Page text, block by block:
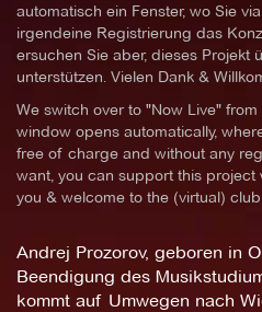
automatisch ein Fenster, wo Sie
irgendeine Registrierung das
ersuchen Sie aber, dieses Projekt
unterstützen. Vielen Dank &
We switch over to "Now Live"
window opens automatically,
free of charge and without any
want, you can support this project
you & welcome to the (virtual)
Andrej Prozorov, geboren in
Beendigung des
kommt auf Umwegen nach